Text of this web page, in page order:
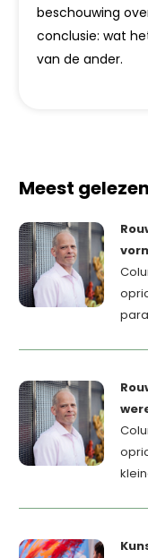
beschouwing
conclusie: wat
van de ander.
Meest